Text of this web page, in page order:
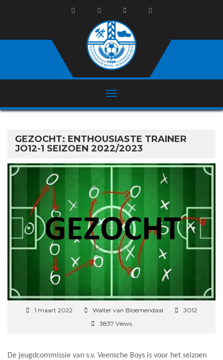
GEZOCHT: ENTHOUSIASTE TRAINER
JO12-1 SEIZOEN 2022/2023
1 maart 2022 Walter van Bloemendaal
JO12
3837 Views
De jeugdcommissie van s.v. Veensche Boys is voor het seizoen